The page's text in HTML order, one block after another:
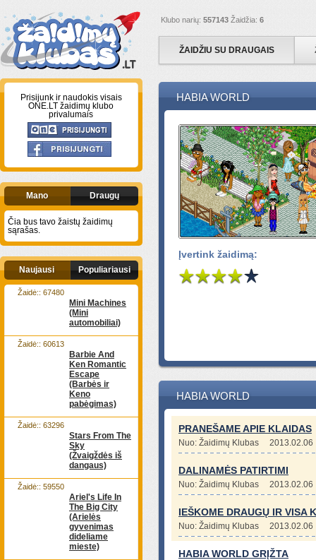
Klubo narių: 557143 Žaidžia: 6
ŽAIDŽIU SU DRAUGAIS
Prisijunk ir naudokis visais
ONE.LT žaidimų klubo
privalumais
Mano Draugų
Čia bus tavo žaistų žaidimų
sąrašas.
Naujausi Populiariausi
Mini Machines
(Mini
automobiliai)
Žaidė:: 67480
Barbie And
Ken Romantic
Escape
(Barbės ir
Keno
pabėgimas)
Žaidė:: 60613
Stars From The
Sky
(Žvaigždės iš
dangaus)
Žaidė:: 63296
Ariel's Life In
The Big City
(Arielės
gyvenimas
dideliame
mieste)
Žaidė:: 59550
HABIA WORLD
Įvertink žaidimą:
HABIA WORLD
PRANEŠAME APIE KLAIDAS
Nuo: Žaidimų Klubas 2013.02.06
DALINAMĖS PATIRTIMI
Nuo: Žaidimų Klubas 2013.02.06
IEŠKOME DRAUGŲ IR VISA
Nuo: Žaidimų Klubas 2013.02.06
HABIA WORLD GRĮŽTA